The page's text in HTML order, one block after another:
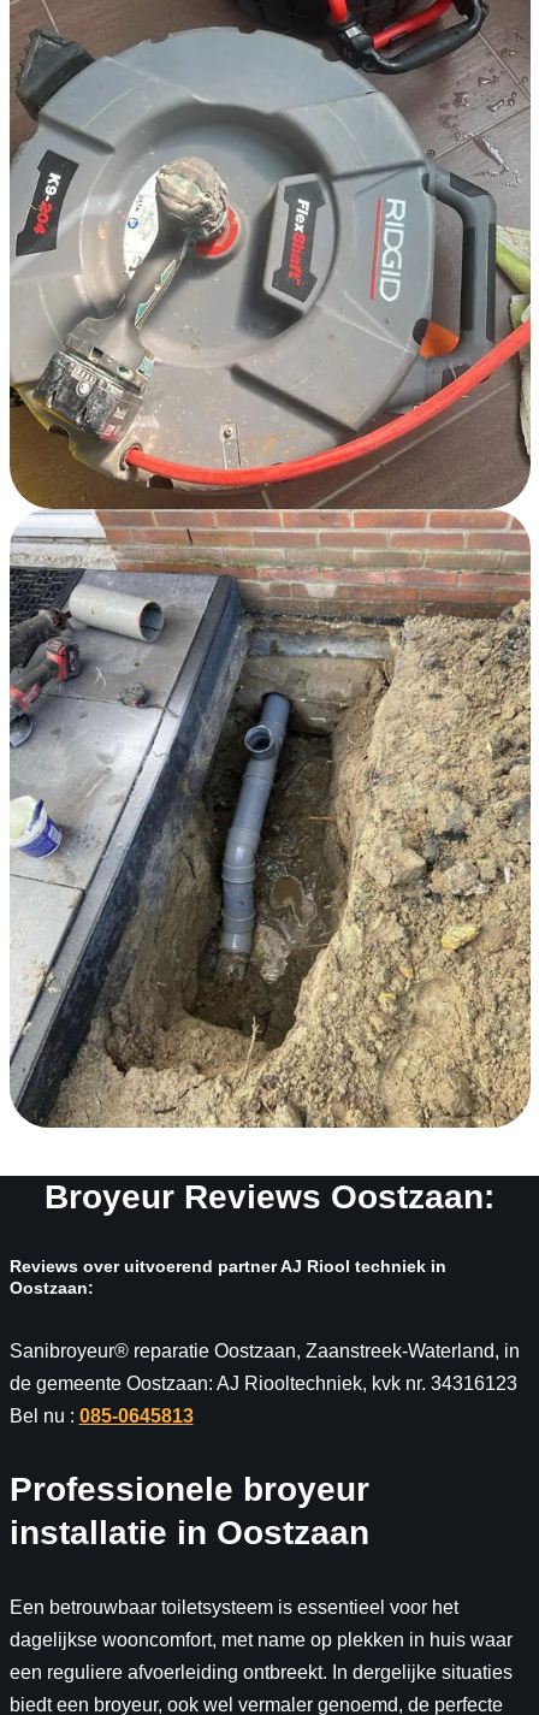
Broyeur Reviews Oostzaan:
Reviews over uitvoerend partner AJ Riool techniek in
Oostzaan:
Sanibroyeur® reparatie Oostzaan, Zaanstreek-Waterland, in
de gemeente Oostzaan: AJ Riooltechniek, kvk nr. 34316123
Bel nu : 085-0645813
Professionele broyeur
installatie in Oostzaan
Een betrouwbaar toiletsysteem is essentieel voor het
dagelijkse wooncomfort, met name op plekken in huis waar
een reguliere afvoerleiding ontbreekt. In dergelijke situaties
biedt een broyeur, ook wel vermaler genoemd, de perfecte